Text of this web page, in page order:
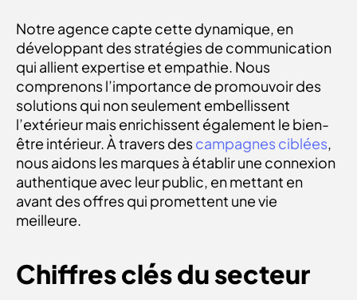
Notre agence capte cette dynamique, en
développant des stratégies de communication
qui allient expertise et empathie. Nous
comprenons l’importance de promouvoir des
solutions qui non seulement embellissent
l’extérieur mais enrichissent également le bien-
être intérieur. À travers descampagnes ciblées,
nous aidons les marques à établir une connexion
authentique avec leur public, en mettant en
avant des offres qui promettent une vie
meilleure.
Chiffres clés du secteur